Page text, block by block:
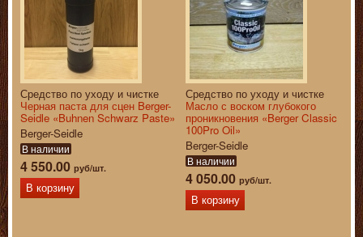
Средство по уходу и чистке
Черная паста для сцен Berger-
Seidle «Buhnen Schwarz Paste»
Berger-Seidle
В наличии
4 550.00 руб/шт.
В корзину
Средство по уходу и чистке
Масло с воском глубокого
проникновения «Berger Classic
100Pro Oil»
Berger-Seidle
В наличии
4 050.00 руб/шт.
В корзину